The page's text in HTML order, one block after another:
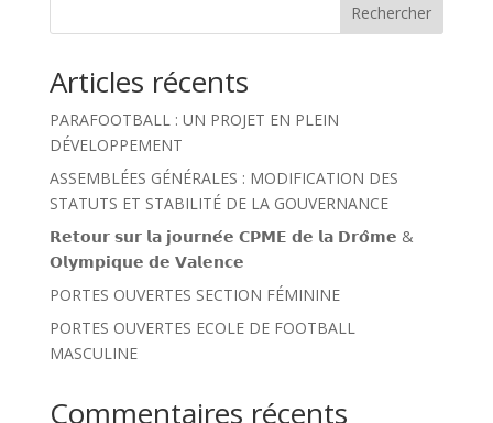
Rechercher
Articles récents
PARAFOOTBALL : UN PROJET EN PLEIN
DÉVELOPPEMENT
ASSEMBLÉES GÉNÉRALES : MODIFICATION DES
STATUTS ET STABILITÉ DE LA GOUVERNANCE
𝗥𝗲𝘁𝗼𝘂𝗿 𝘀𝘂𝗿 𝗹𝗮 𝗷𝗼𝘂𝗿𝗻𝗲́𝗲 𝗖𝗣𝗠𝗘 𝗱𝗲 𝗹𝗮 𝗗𝗿𝗼̂𝗺𝗲 &
𝗢𝗹𝘆𝗺𝗽𝗶𝗾𝘂𝗲 𝗱𝗲 𝗩𝗮𝗹𝗲𝗻𝗰𝗲
PORTES OUVERTES SECTION FÉMININE
PORTES OUVERTES ECOLE DE FOOTBALL
MASCULINE
Commentaires récents